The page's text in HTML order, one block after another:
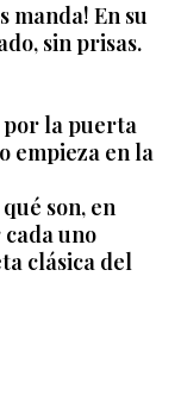
manda! En su
sin prisas.
la puerta
empieza en la
son, en
uno
clásica del